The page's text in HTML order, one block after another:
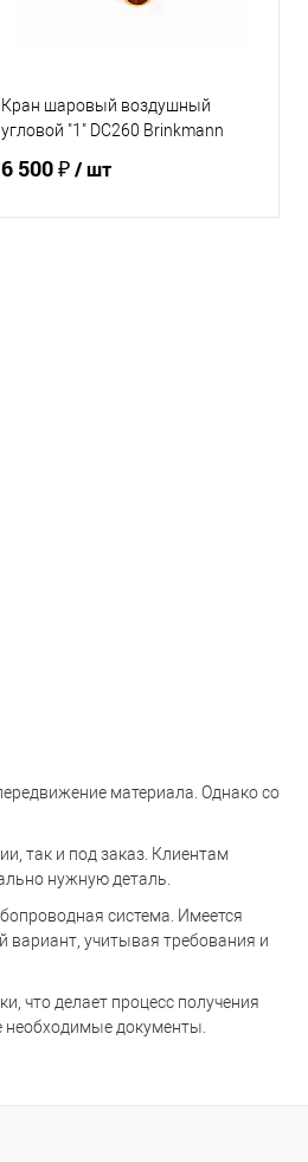
Кран шаровый воздушный
угловой "1" DC260 Brinkmann
6 500 ₽/ шт
материала. Однако со
так и под заказ. Клиентам
нужную деталь.
система. Имеется
вариант, учитывая требования и
что делает процесс получения
необходимые документы.